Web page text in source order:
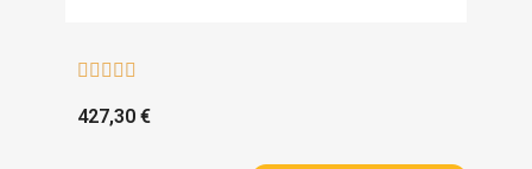
    
427,30 €